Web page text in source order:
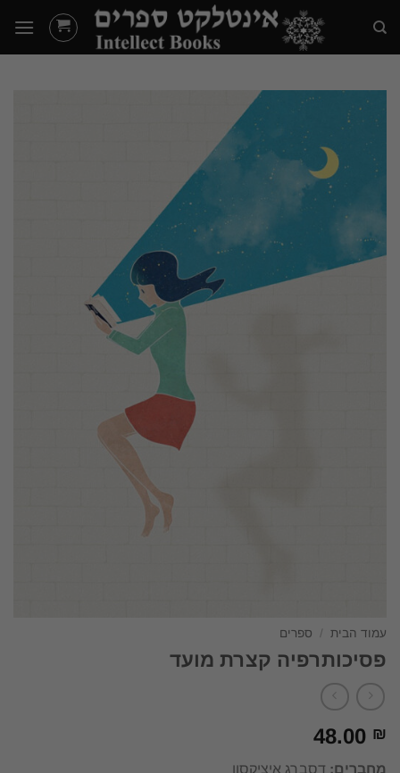
content
עמוד הבית / ספרים
פסיכותרפיה קצרת מועד
48.00 ₪
מחברים: דסברג איציקסון